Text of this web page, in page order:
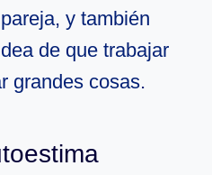
y también
de que trabajar
grandes cosas.